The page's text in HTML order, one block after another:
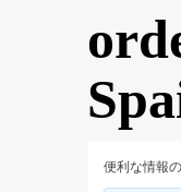
便利な情報